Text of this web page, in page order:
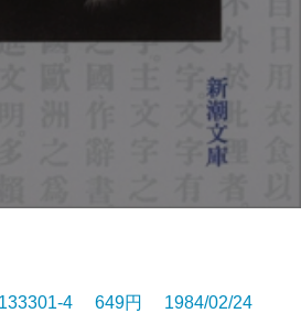
4 649円 1984/02/24